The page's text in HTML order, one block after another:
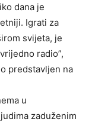
dana je
Igrati za
svijeta, je
radio”,
predstavljen na
u
zaduženim